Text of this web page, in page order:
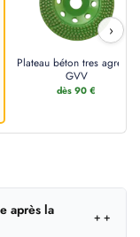
›
Plateau béton tres agressif
GVV
dès 90 €
après la
＋